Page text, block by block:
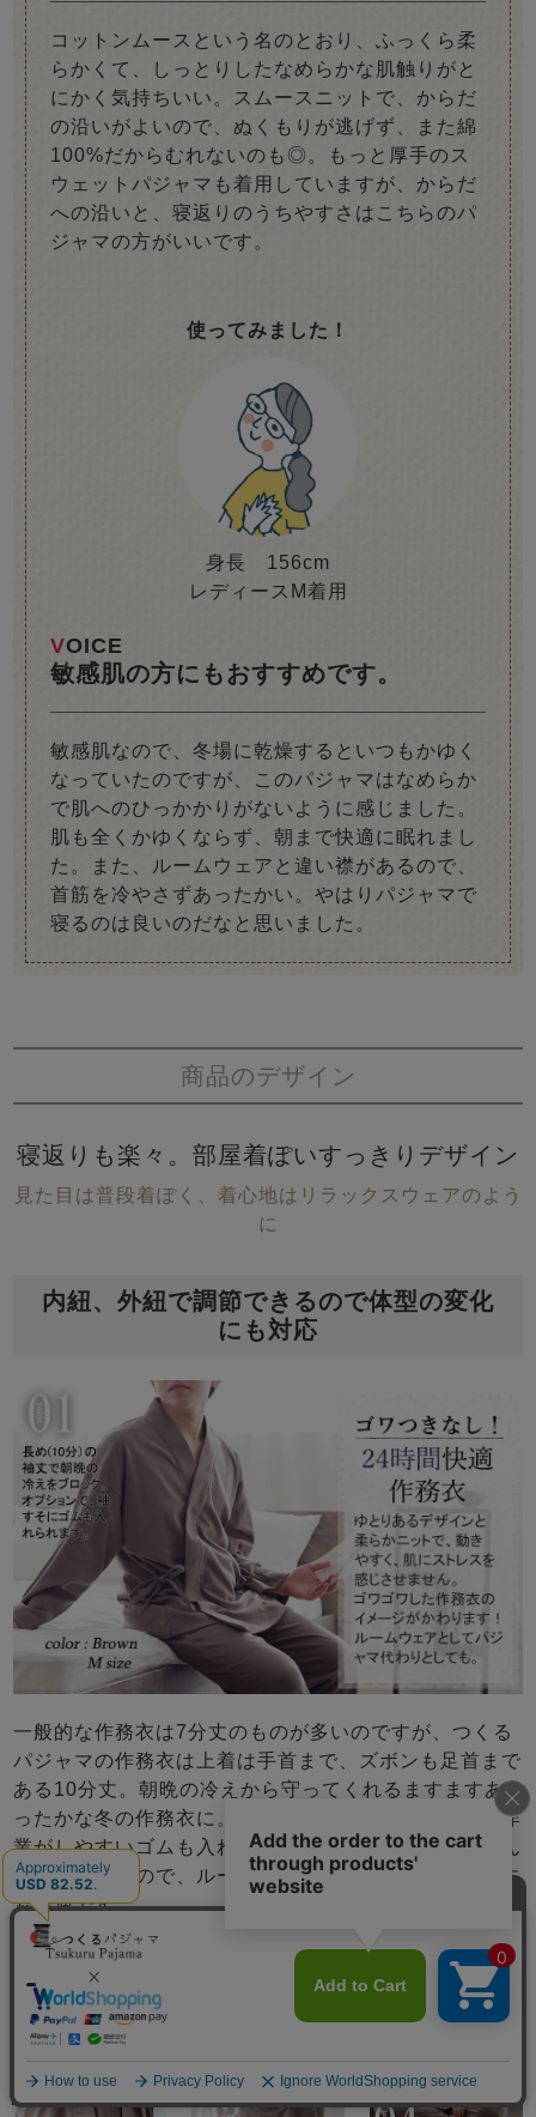
メニュー
コットンムースという名のとおり、ふっくら柔
らかくて、しっとりしたなめらかな肌触りがと
にかく気持ちいい。スムースニットで、からだ
の沿いがよいので、ぬくもりが逃げず、また綿
100%だからむれないのも◎。もっと厚手のス
ウェットパジャマも着用していますが、からだ
への沿いと、寝返りのうちやすさはこちらのパ
ジャマの方がいいです。
使ってみました！
身長 156cm
レディースM着用
VOICE
敏感肌の方にもおすすめです。
敏感肌なので、冬場に乾燥するといつもかゆく
なっていたのですが、このパジャマはなめらか
で肌へのひっかかりがないように感じました。
肌も全くかゆくならず、朝まで快適に眠れまし
た。また、ルームウェアと違い襟があるので、
首筋を冷やさずあったかい。やはりパジャマで
寝るのは良いのだなと思いました。
商品のデザイン
寝返りも楽々。部屋着ぽいすっきりデザイン
見た目は普段着ぽく、着心地はリラックスウェアのよう
に
内紐、外紐で調節できるので体型の変化
にも対応
一般的な作務衣は7分丈のものが多いのですが、つくる
パジャマの作務衣は上着は手首まで、ズボンも足首まで
ある10分丈。朝晩の冷えから守ってくれるますますあ
ったかな冬の作務衣に。オプションを選んで頂くと、作
業がしやすいゴムも入れられます。ジャージよりきちん
と感がでますので、ルームウェアやお散歩などの外出に
も最適です。